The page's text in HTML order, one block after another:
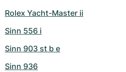
Rolex Yacht-Master ii
Sinn 556 i
Sinn 903 st b e
Sinn 936